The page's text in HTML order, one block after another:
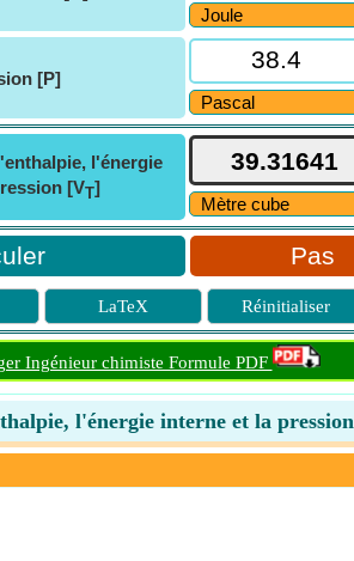
[P]
l'énergie
[VT]
Pas
LaTeX Réinitialiser
Ingénieur chimiste Formule PDF
l'énergie interne et la